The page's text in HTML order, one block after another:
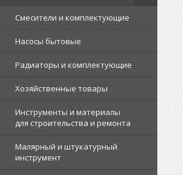
Смесители и комплектующие
Насосы бытовые
Радиаторы и комплектующие
Хозяйственные товары
Инструменты и материалы
для строительства и ремонта
Малярный и штукатурный
инструмент